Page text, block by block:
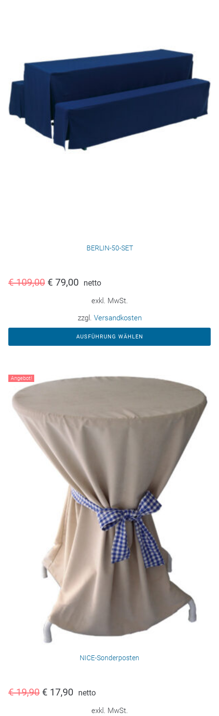
BERLIN-50-SET
€109,00 € 79,00 netto
exkl. MwSt.
zzgl. Versandkosten
AUSFÜHRUNG WÄHLEN
Angebot!
NICE-Sonderposten
€19,90 € 17,90 netto
exkl. MwSt.